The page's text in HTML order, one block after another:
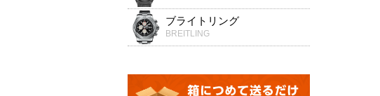
ブライトリング
BREITLING